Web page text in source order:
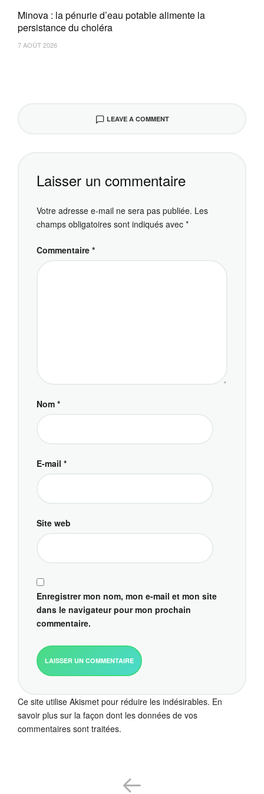
Minova : la pénurie d’eau potable alimente la
persistance du choléra
7 AOÛT 2026
LEAVE A COMMENT
Laisser un commentaire
Votre adresse e-mail ne sera pas publiée. Les
champs obligatoires sont indiqués avec *
Commentaire *
Nom *
E-mail *
Site web
Enregistrer mon nom, mon e-mail et mon site
dans le navigateur pour mon prochain
commentaire.
Ce site utilise Akismet pour réduire les indésirables. En
savoir plus sur la façon dont les données de vos
commentaires sont traitées.